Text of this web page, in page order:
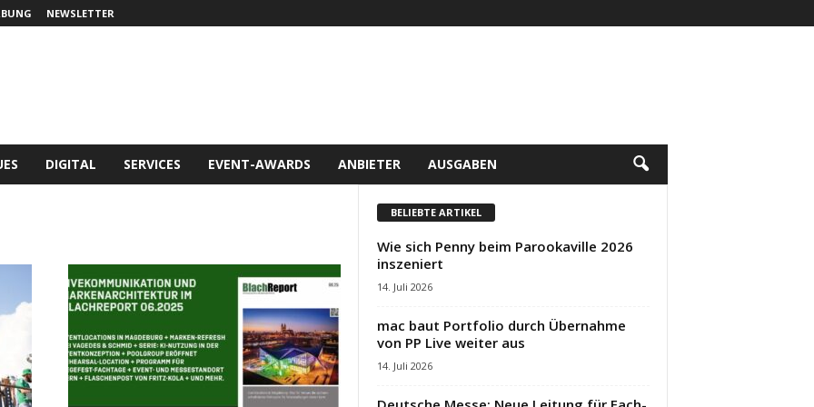
NEWSLETTER
DIGITAL SERVICES EVENT-AWARDS ANBIETER AUSGABEN
BELIEBTE ARTIKEL
Wie sich Penny beim Parookaville 2026
inszeniert
14. Juli 2026
mac baut Portfolio durch Übernahme
von PP Live weiter aus
14. Juli 2026